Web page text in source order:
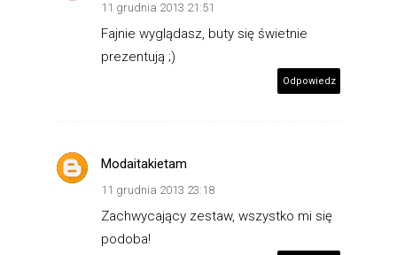
11 grudnia 2013 21:51
Fajnie wyglądasz, buty się świetnie
prezentują ;)
Odpowiedz
Modaitakietam
11 grudnia 2013 23:18
Zachwycający zestaw, wszystko mi się
podoba!